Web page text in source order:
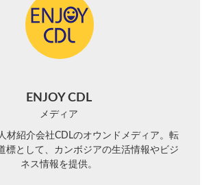
ENJOY CDL
メディア
材紹介会社CDLのオウンドメディア。転
標として、カンボジアの生活情報やビジ
ネス情報を提供。